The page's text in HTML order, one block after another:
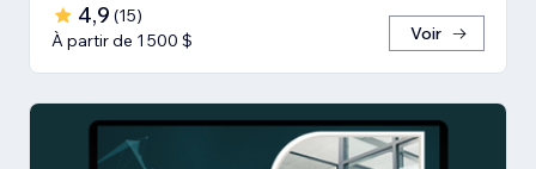
4,9 (15)
À partir de 1 500 $
Voir